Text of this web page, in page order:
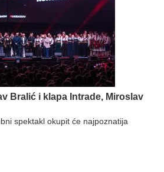
Bralić i klapa Intrade, Miroslav
spektakl okupit će najpoznatija